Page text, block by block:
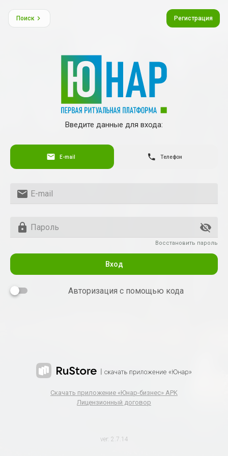
Поиск Регистрация
Введите данные для входа:
E-mail Телефон
Восстановить пароль
Вход
Авторизация с помощью кода
Скачать приложение «Юнар-бизнес» APK
Лицензионный договор
ver: 2.7.14